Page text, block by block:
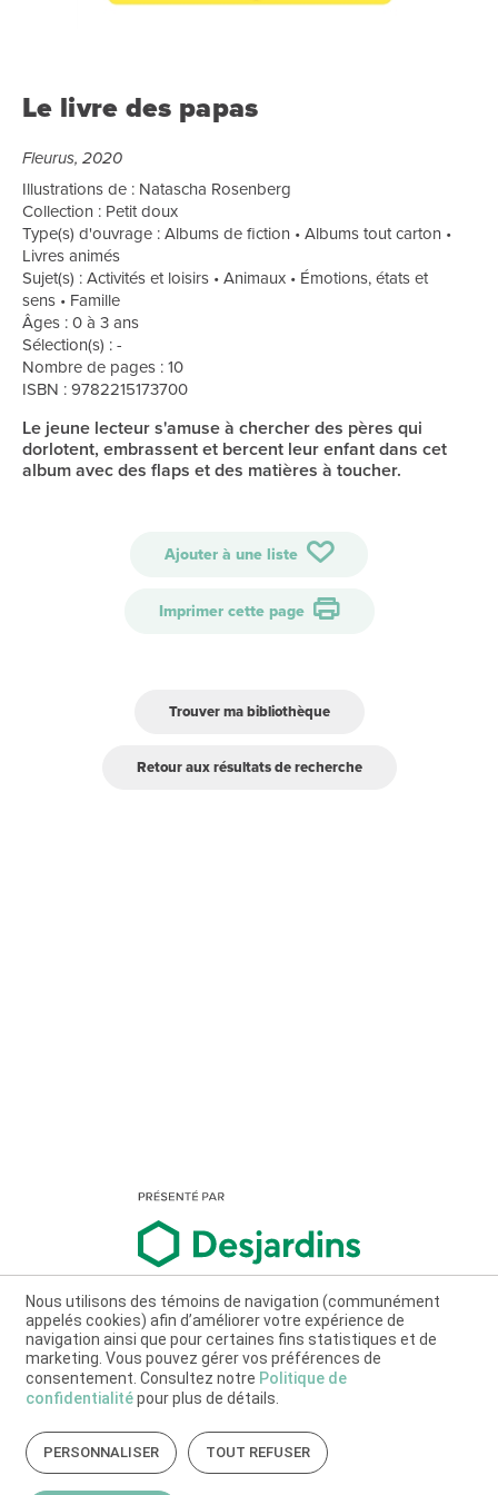
Le livre des papas
Fleurus, 2020
Illustrations de : Natascha Rosenberg
Collection : Petit doux
Type(s) d'ouvrage : Albums de fiction • Albums tout carton •
Livres animés
Sujet(s) : Activités et loisirs • Animaux • Émotions, états et
sens • Famille
Âges : 0 à 3 ans
Sélection(s) : -
Nombre de pages : 10
ISBN : 9782215173700
Le jeune lecteur s'amuse à chercher des pères qui
dorlotent, embrassent et bercent leur enfant dans cet
album avec des flaps et des matières à toucher.
Ajouter à une liste
Imprimer cette page
Trouver ma bibliothèque
Retour aux résultats de recherche
Nous utilisons des témoins de navigation (communément
appelés cookies) afin d’améliorer votre expérience de
navigation ainsi que pour certaines fins statistiques et de
marketing. Vous pouvez gérer vos préférences de
consentement. Consultez notre Politique de
confidentialitépour plus de détails.
PERSONNALISER TOUT REFUSER